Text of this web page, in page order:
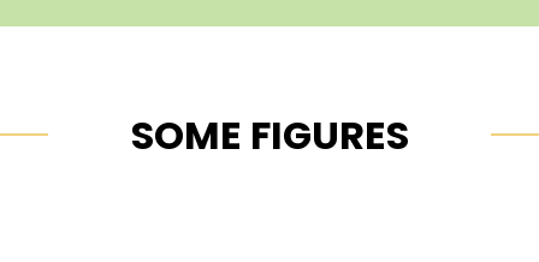
SOME FIGURES